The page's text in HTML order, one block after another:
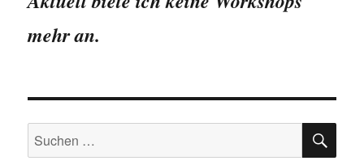
mehr an.
Suchen
nach: